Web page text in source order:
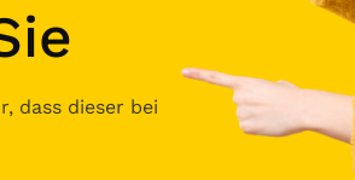
dass dieser bei